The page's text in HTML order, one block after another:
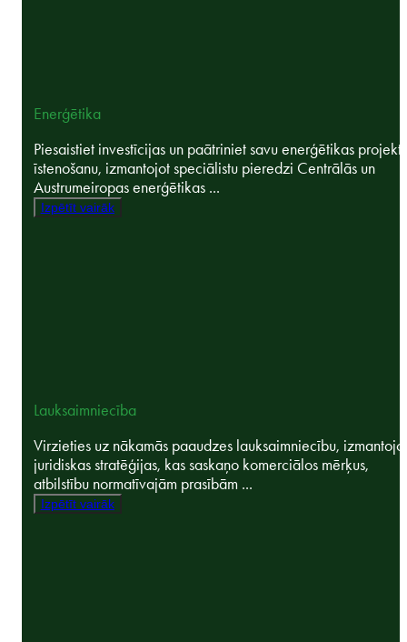
Enerģētika
Piesaistiet investīcijas un paātriniet savu enerģētikas
īstenošanu, izmantojot speciālistu pieredzi Centrālās un
Austrumeiropas enerģētikas ...
Izpētīt vairāk
Lauksaimniecība
Virzieties uz nākamās paaudzes lauksaimniecību, izmantojot
juridiskas stratēģijas, kas saskaņo komerciālos mērķus,
atbilstību normatīvajām prasībām ...
Izpētīt vairāk